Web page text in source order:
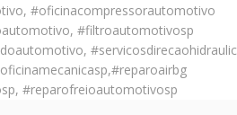
#oficinacompressorautomotivo
#filtroautomotivosp
#reparofreioautomotivosp